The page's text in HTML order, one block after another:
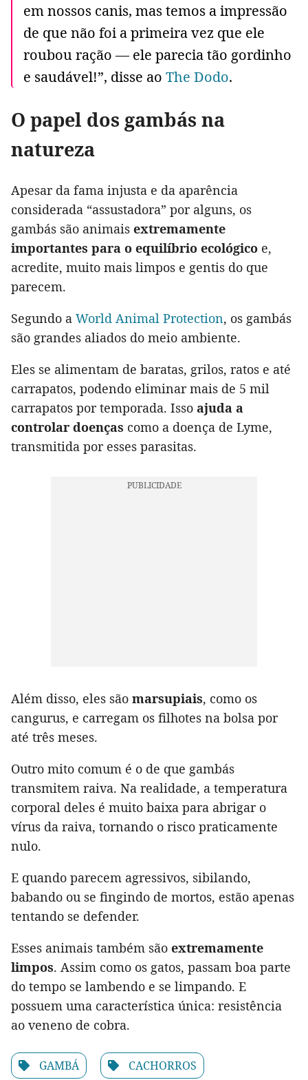
em nossos canis, mas temos a impressão
de que não foi a primeira vez que ele
roubou ração — ele parecia tão gordinho
e saudável!”, disse ao The Dodo.
O papel dos gambás na
natureza
Apesar da fama injusta e da aparência
considerada “assustadora” por alguns, os
gambás são animais extremamente
importantes para o equilíbrio ecológico e,
acredite, muito mais limpos e gentis do que
parecem.
Segundo a World Animal Protection, os gambás
são grandes aliados do meio ambiente.
Eles se alimentam de baratas, grilos, ratos e até
carrapatos, podendo eliminar mais de 5 mil
carrapatos por temporada. Isso ajuda a
controlar doenças como a doença de Lyme,
transmitida por esses parasitas.
Além disso, eles são marsupiais, como os
cangurus, e carregam os filhotes na bolsa por
até três meses.
Outro mito comum é o de que gambás
transmitem raiva. Na realidade, a temperatura
corporal deles é muito baixa para abrigar o
vírus da raiva, tornando o risco praticamente
nulo.
E quando parecem agressivos, sibilando,
babando ou se fingindo de mortos, estão apenas
tentando se defender.
Esses animais também são extremamente
limpos. Assim como os gatos, passam boa parte
do tempo se lambendo e se limpando. E
possuem uma característica única: resistência
ao veneno de cobra.
GAMBÁ CACHORROS